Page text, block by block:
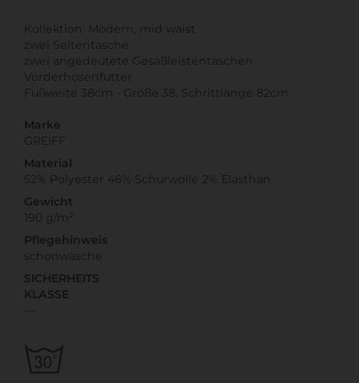
Kollektion: Modern, mid waist
zwei Seitentasche
zwei angedeutete Gesäßleistentaschen
Vorderhosenfutter
Fußweite 38cm - Größe 38, Schrittlänge 82cm
Marke
GREIFF
Material
52% Polyester 46% Schurwolle 2% Elasthan
Gewicht
190 g/m²
Pflegehinweis
schonwäsche
SICHERHEITS
KLASSE